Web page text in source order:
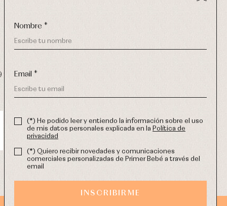
270-email:
Nombre *
Email *
(*) He podido leer y entiendo la información sobre el uso
de mis datos personales explicada en la Política de
privacidad
(*) Quiero recibir novedades y comunicaciones
comerciales personalizadas de Primer Bebé a través del
email
INSCRIBIRME